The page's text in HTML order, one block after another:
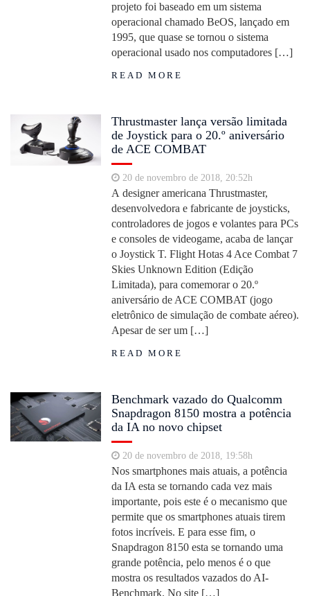
projeto foi baseado em um sistema
operacional chamado BeOS, lançado em
1995, que quase se tornou o sistema
operacional usado nos computadores […]
READ MORE
Thrustmaster lança versão limitada
de Joystick para o 20.º aniversário
de ACE COMBAT
20 de novembro de 2018, 20:52h
A designer americana Thrustmaster,
desenvolvedora e fabricante de joysticks,
controladores de jogos e volantes para PCs
e consoles de videogame, acaba de lançar
o Joystick T. Flight Hotas 4 Ace Combat 7
Skies Unknown Edition (Edição
Limitada), para comemorar o 20.º
aniversário de ACE COMBAT (jogo
eletrônico de simulação de combate aéreo).
Apesar de ser um […]
READ MORE
Benchmark vazado do Qualcomm
Snapdragon 8150 mostra a potência
da IA no novo chipset
20 de novembro de 2018, 19:58h
Nos smartphones mais atuais, a potência
da IA esta se tornando cada vez mais
importante, pois este é o mecanismo que
permite que os smartphones atuais tirem
fotos incríveis. E para esse fim, o
Snapdragon 8150 esta se tornando uma
grande potência, pelo menos é o que
mostra os resultados vazados do AI-
Benchmark. No site […]